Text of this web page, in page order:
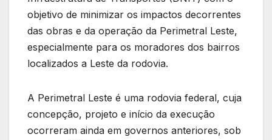
objetivo de minimizar os impactos decorrentes
das obras e da operação da Perimetral Leste,
especialmente para os moradores dos bairros
localizados a Leste da rodovia.
A Perimetral Leste é uma rodovia federal, cuja
concepção, projeto e início da execução
ocorreram ainda em governos anteriores, sob